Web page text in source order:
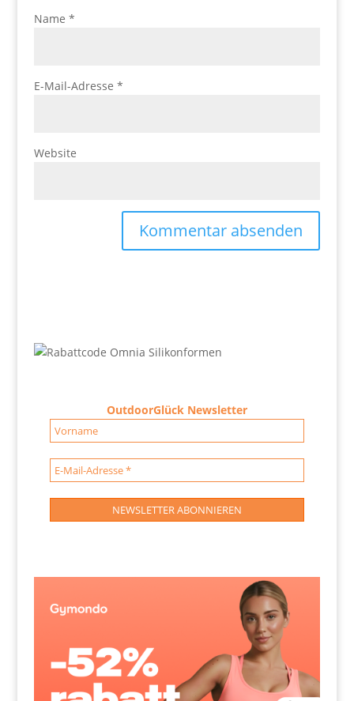
Name *
E-Mail-Adresse *
Website
OutdoorGlück Newsletter